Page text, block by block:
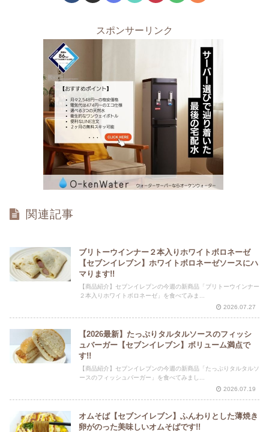
スポンサーリンク
関連記事
ブリトーウインナー２本入りホワイトボロネーゼ
【セブンイレブン】ホワイトボロネーゼソースにハ
マります!!
【商品紹介】セブンイレブンの今週の新商品「ブリトーウインナー
２本入りホワイトボロネーゼ」を食べてみま...
2026.07.27
【2026最新】たっぷりタルタルソースのフィッシ
ュバーガー【セブンイレブン】ボリューム満点で
す!!
【商品紹介】セブンイレブンの今週の新商品「たっぷりタルタルソ
ースのフィッシュバーガー」を食べてみまし...
2026.07.19
オムそば【セブンイレブン】ふんわりとした薄焼き
卵がのった美味しいオムそばです!!